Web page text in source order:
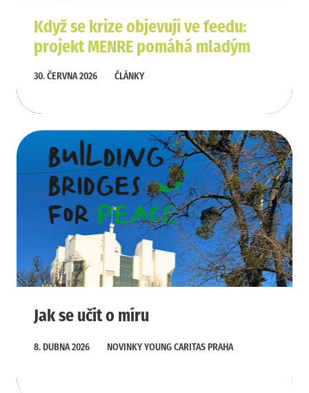
Když se krize objevují ve feedu:
projekt MENRE pomáhá mladým
lidem zvládat náročný obsah na
30. ČERVNA 2026 ČLÁNKY
Jak se učit o míru
8. DUBNA 2026 NOVINKY YOUNG CARITAS PRAHA